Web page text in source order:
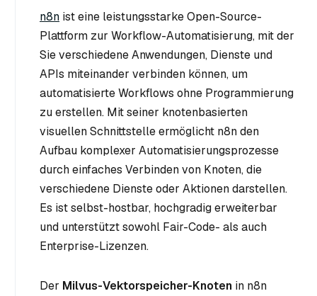
n8n ist eine leistungsstarke Open-Source-
Plattform zur Workflow-Automatisierung, mit der
Sie verschiedene Anwendungen, Dienste und
APIs miteinander verbinden können, um
automatisierte Workflows ohne Programmierung
zu erstellen. Mit seiner knotenbasierten
visuellen Schnittstelle ermöglicht n8n den
Aufbau komplexer Automatisierungsprozesse
durch einfaches Verbinden von Knoten, die
verschiedene Dienste oder Aktionen darstellen.
Es ist selbst-hostbar, hochgradig erweiterbar
und unterstützt sowohl Fair-Code- als auch
Enterprise-Lizenzen.
Der Milvus-Vektorspeicher-Knoten in n8n